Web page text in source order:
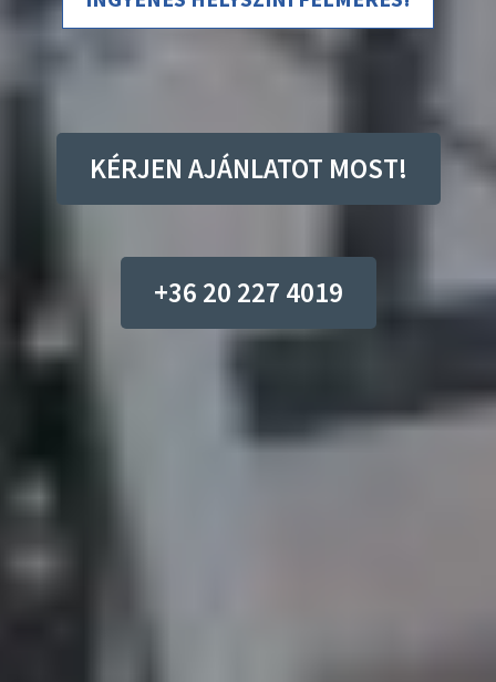
KÉRJEN AJÁNLATOT MOST!
+36 20 227 4019